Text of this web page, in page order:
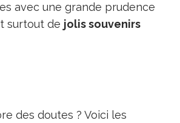
avec une grande prudence
surtout de jolis souvenirs
des doutes ? Voici les